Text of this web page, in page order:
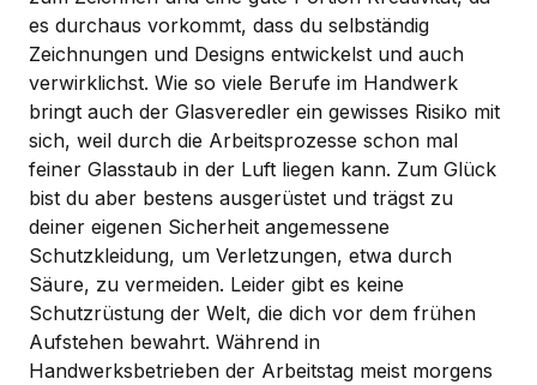
es durchaus vorkommt, dass du selbständig
Zeichnungen und Designs entwickelst und auch
verwirklichst. Wie so viele Berufe im Handwerk
bringt auch der Glasveredler ein gewisses Risiko mit
sich, weil durch die Arbeitsprozesse schon mal
feiner Glasstaub in der Luft liegen kann. Zum Glück
bist du aber bestens ausgerüstet und trägst zu
deiner eigenen Sicherheit angemessene
Schutzkleidung, um Verletzungen, etwa durch
Säure, zu vermeiden. Leider gibt es keine
Schutzrüstung der Welt, die dich vor dem frühen
Aufstehen bewahrt. Während in
Handwerksbetrieben der Arbeitstag meist morgens